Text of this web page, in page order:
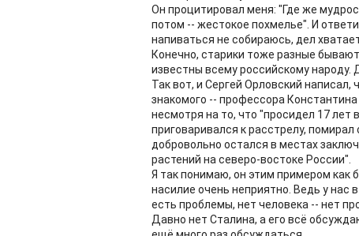
Он процитировал меня: "Где же
потом -- жестокое похмелье". И
напиваться не собираюсь, дел
Конечно, старики тоже разные
известны всему российскому народу.
Так вот, и Сергей Орловский написал,
знакомого -- профессора
несмотря на то, что "просидел 17 лет
приговаривался к расстрелу,
добровольно остался в местах
растений на северо-востоке России".
Я так понимаю, он этим примером как
насилие очень неприятно. Ведь у нас
есть проблемы, нет человека -- нет
Давно нет Сталина, а его всё